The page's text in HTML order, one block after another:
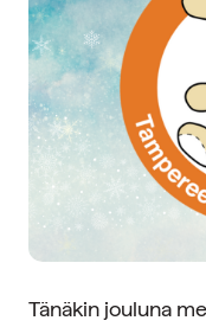
Tänäkin jouluna